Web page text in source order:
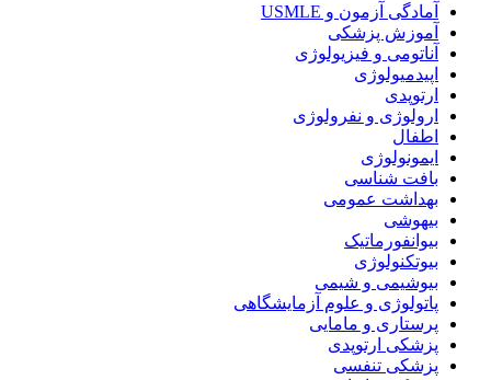
آمادگی آزمون و USMLE
آموزش پزشکی
آناتومی و فیزیولوژی
اپیدمیولوژی
ارتوپدی
ارولوژی و نفرولوژی
اطفال
ایمونولوژی
بافت شناسی
بهداشت عمومی
بیهوشی
بیوانفورماتیک
بیوتکنولوژی
بیوشیمی و شیمی
پاتولوژی و علوم آزمایشگاهی
پرستاری و مامایی
پزشکی ارتوپدی
پزشکی تنفسی